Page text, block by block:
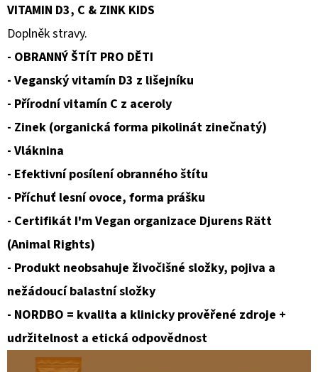
VITAMIN D3, C & ZINK KIDS
Doplněk stravy.
- OBRANNÝ ŠTÍT PRO DĚTI
- Veganský vitamín D3 z lišejníku
- Přírodní vitamín C z aceroly
- Zinek (organická forma pikolinát zinečnatý)
- Vláknina
- Efektivní posílení obranného štítu
- Příchuť lesní ovoce, forma prášku
- Certifikát I'm Vegan organizace Djurens Rätt
(Animal Rights)
- Produkt neobsahuje živočišné složky, pojiva a
nežádoucí balastní složky
- NORDBO = kvalita a klinicky prověřené zdroje +
udržitelnost a etická odpovědnost
D
O
P
O
R
Č
U
J
E
E
OPUS
ROYAL
EDP
U